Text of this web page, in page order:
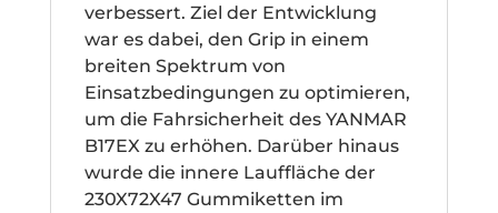
verbessert. Ziel der Entwicklung
war es dabei, den Grip in einem
breiten Spektrum von
Einsatzbedingungen zu optimieren,
um die Fahrsicherheit des YANMAR
B17EX zu erhöhen. Darüber hinaus
wurde die innere Lauffläche der
230X72X47 Gummiketten im